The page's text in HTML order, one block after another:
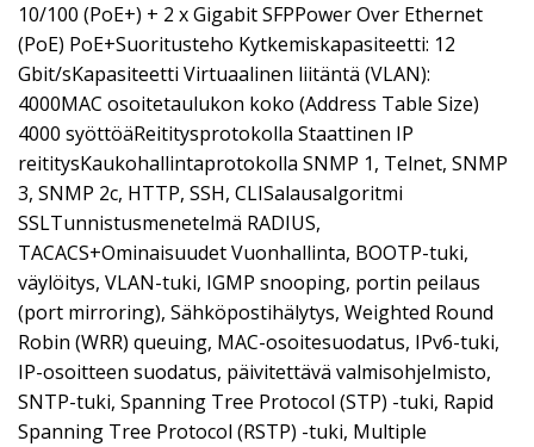
10/100 (PoE+) + 2 x Gigabit SFPPower Over Ethernet
(PoE) PoE+Suoritusteho Kytkemiskapasiteetti: 12
Gbit/sKapasiteetti Virtuaalinen liitäntä (VLAN):
4000MAC osoitetaulukon koko (Address Table Size)
4000 syöttöäReititysprotokolla Staattinen IP
reititysKaukohallintaprotokolla SNMP 1, Telnet, SNMP
3, SNMP 2c, HTTP, SSH, CLISalausalgoritmi
SSLTunnistusmenetelmä RADIUS,
TACACS+Ominaisuudet Vuonhallinta, BOOTP-tuki,
väylöitys, VLAN-tuki, IGMP snooping, portin peilaus
(port mirroring), Sähköpostihälytys, Weighted Round
Robin (WRR) queuing, MAC-osoitesuodatus, IPv6-tuki,
IP-osoitteen suodatus, päivitettävä valmisohjelmisto,
SNTP-tuki, Spanning Tree Protocol (STP) -tuki, Rapid
Spanning Tree Protocol (RSTP) -tuki, Multiple